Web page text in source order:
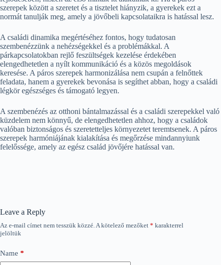
szerepek között a szeretet és a tisztelet hiányzik, a gyerekek ezt a
normát tanulják meg, amely a jövőbeli kapcsolataikra is hatással lesz.
A családi dinamika megértéséhez fontos, hogy tudatosan
szembenézzünk a nehézségekkel és a problémákkal. A
párkapcsolatokban rejlő feszültségek kezelése érdekében
elengedhetetlen a nyílt kommunikáció és a közös megoldások
keresése. A páros szerepek harmonizálása nem csupán a felnőttek
feladata, hanem a gyerekek bevonása is segíthet abban, hogy a családi
légkör egészséges és támogató legyen.
A szembenézés az otthoni bántalmazással és a családi szerepekkel való
küzdelem nem könnyű, de elengedhetetlen ahhoz, hogy a családok
valóban biztonságos és szeretetteljes környezetet teremtsenek. A páros
szerepek harmóniájának kialakítása és megőrzése mindannyiunk
felelőssége, amely az egész család jövőjére hatással van.
Leave a Reply
Az e-mail címet nem tesszük közzé.A kötelező mezőket * karakterrel
jelöltük
Name *